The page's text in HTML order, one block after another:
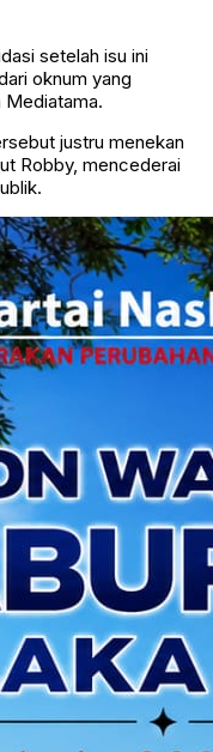
setelah isu ini
oknum yang
Mediatama.
justru menekan
Robby, mencederai